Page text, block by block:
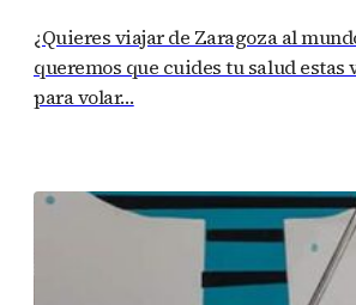
¿Quieres viajar de Zaragoza al
queremos que cuides tu salud
para volar…